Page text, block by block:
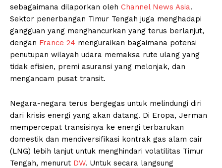
sebagaimana dilaporkan oleh Channel News Asia.
Sektor penerbangan Timur Tengah juga menghadapi
gangguan yang menghancurkan yang terus berlanjut,
dengan France 24 menguraikan bagaimana potensi
penutupan wilayah udara memaksa rute ulang yang
tidak efisien, premi asuransi yang melonjak, dan
mengancam pusat transit.
Negara-negara terus bergegas untuk melindungi diri
dari krisis energi yang akan datang. Di Eropa, Jerman
mempercepat transisinya ke energi terbarukan
domestik dan mendiversifikasi kontrak gas alam cair
(LNG) lebih lanjut untuk menghindari volatilitas Timur
Tengah, menurut DW. Untuk secara langsung